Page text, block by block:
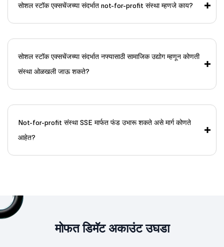
सोशल स्टॉक एक्सचेंजच्या संदर्भात not-for-profit संस्था म्हणजे काय?
सोशल स्टॉक एक्सचेंजच्या संदर्भात नफ्यासाठी सामाजिक उद्योग म्हणून कोणती
संस्था ओळखली जाऊ शकते?
Not-for-profit संस्था SSE मार्फत फंड उभारू शकते असे मार्ग कोणते
आहेत?
मोफत डिमॅट अकाउंट उघडा